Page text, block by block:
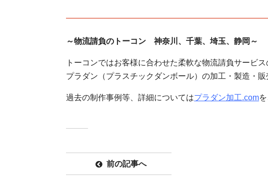
～物流請負のトーコン 神奈川、千葉、埼玉、静岡～
トーコンではお客様に合わせた柔軟な物流請負サービス
プラダン（プラスチックダンボール）の加工・製造・販
過去の制作事例等、詳細についてはプラダン加工.com
前の記事へ